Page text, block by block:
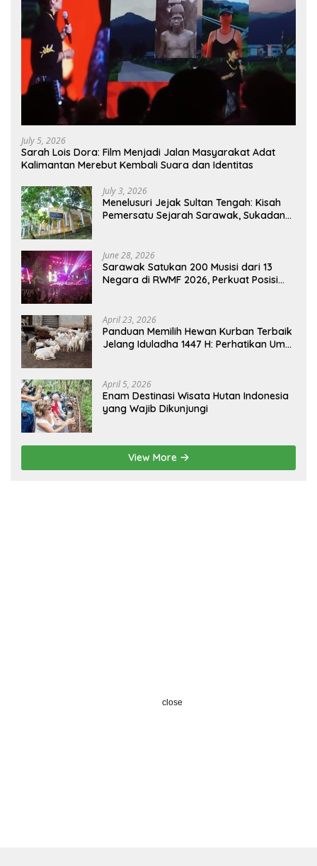
July 5, 2026
Sarah Lois Dora: Film Menjadi Jalan Masyarakat Adat
Kalimantan Merebut Kembali Suara dan Identitas
July 3, 2026
Menelusuri Jejak Sultan Tengah: Kisah
Pemersatu Sejarah Sarawak, Sukadana,
June 28, 2026
Sarawak Satukan 200 Musisi dari 13
Negara di RWMF 2026, Perkuat Posisi
April 23, 2026
Panduan Memilih Hewan Kurban Terbaik
Jelang Iduladha 1447 H: Perhatikan Umur
April 5, 2026
Enam Destinasi Wisata Hutan Indonesia
yang Wajib Dikunjungi
View More
close